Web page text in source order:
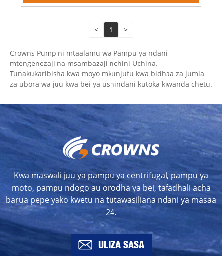
< 1 >
Crowns Pump ni mtaalamu wa Pampu ya ndani
mtengenezaji na msambazaji nchini Uchina.
Tunakukaribisha kwa moyo mkunjufu kwa bidhaa za jumla
za ubora wa juu kwa bei ya ushindani kutoka kiwanda chetu.
Kwa maswali juu ya pampu ya centrifugal, pampu ya
moto, pampu ndogo au orodha ya bei, tafadhali acha
barua pepe yako kwetu na tutawasiliana ndani ya masaa
24.
ULIZA SASA